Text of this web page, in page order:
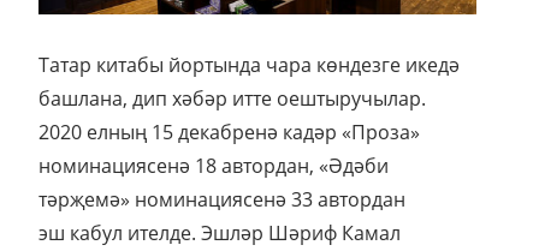
Татар китабы йортында чара көндезге икедә
башлана, дип хәбәр итте оештыручылар.
2020 елның 15 декабренә кадәр «Проза»
номинациясенә 18 автордан, «Әдәби
тәрҗемә» номинациясенә 33 автордан
эш кабул ителде. Эшләр Шәриф Камал